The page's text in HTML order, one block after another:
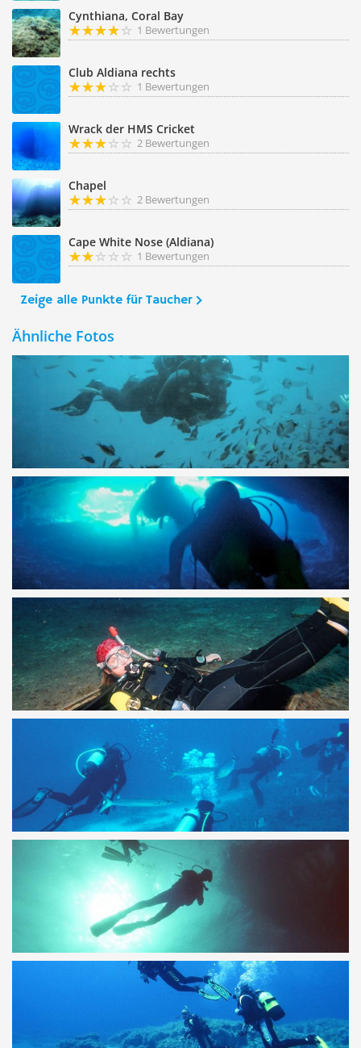
Cynthiana, Coral Bay
1 Bewertungen
Club Aldiana rechts
1 Bewertungen
Wrack der HMS Cricket
2 Bewertungen
Chapel
2 Bewertungen
Cape White Nose (Aldiana)
1 Bewertungen
Zeige alle Punkte für Taucher
Ähnliche Fotos